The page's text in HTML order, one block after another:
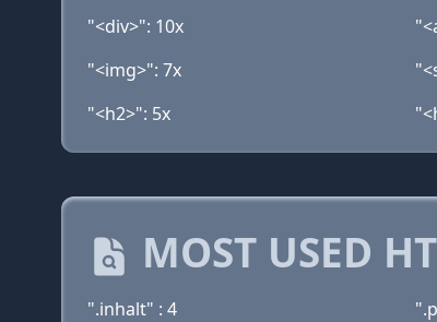
"<div>": 10x
"<img>": 7x
"<h2>": 5x
MOST USED
".inhalt" : 4